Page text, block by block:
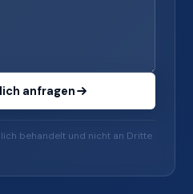
anfragen
behandelt und nicht an Dritte